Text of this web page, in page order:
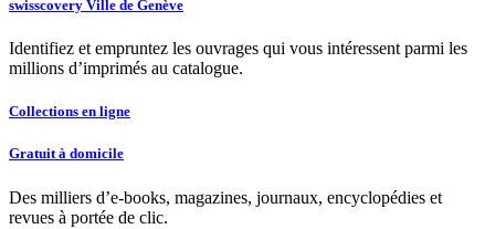
swisscovery Ville de Genève
Identifiez et empruntez les ouvrages qui vous intéressent parmi les
millions d’imprimés au catalogue.
Collections en ligne
Gratuit à domicile
Des milliers d’e-books, magazines, journaux, encyclopédies et
revues à portée de clic.